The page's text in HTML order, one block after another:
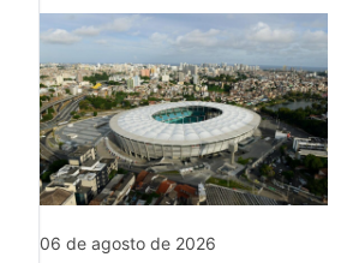
06 de agosto de 2026